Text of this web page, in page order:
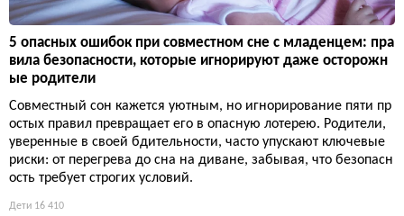
5 опасных ошибок при совместном сне с младенцем: пра
вила безопасности, которые игнорируют даже осторожн
ые родители
Совместный сон кажется уютным, но игнорирование пяти пр
остых правил превращает его в опасную лотерею. Родители,
уверенные в своей бдительности, часто упускают ключевые
риски: от перегрева до сна на диване, забывая, что безопасн
ость требует строгих условий.
Дети 16 410